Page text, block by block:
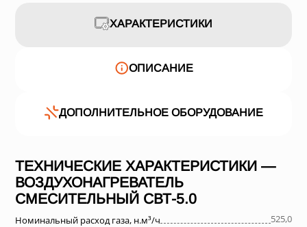
ХАРАКТЕРИСТИКИ
ОПИСАНИЕ
ДОПОЛНИТЕЛЬНОЕ ОБОРУДОВАНИЕ
ТЕХНИЧЕСКИЕ ХАРАКТЕРИСТИКИ —
ВОЗДУХОНАГРЕВАТЕЛЬ
СМЕСИТЕЛЬНЫЙ СВТ-5.0
Номинальный расход газа, н.м³/ч
525,0